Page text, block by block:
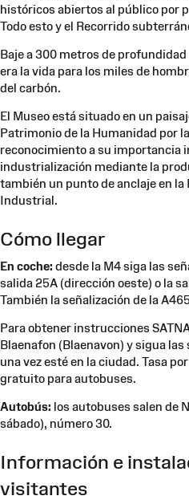
históricos abiertos al público por
Todo esto y el Recorrido
Baje a 300 metros de
era la vida para los miles de
del carbón.
El Museo está situado en un
Patrimonio de la Humanidad por
reconocimiento a su importancia
industrialización mediante la
también un punto de anclaje en
Industrial.
Cómo llegar
En coche: desde la M4 siga las
salida 25A (dirección oeste) o la
También la señalización de la
Para obtener instrucciones
Blaenafon (Blaenavon) y sigua
una vez esté en la ciudad. Tasa
gratuito para autobuses.
Autobús: los autobuses salen de
sábado), número 30.
Información e
visitantes